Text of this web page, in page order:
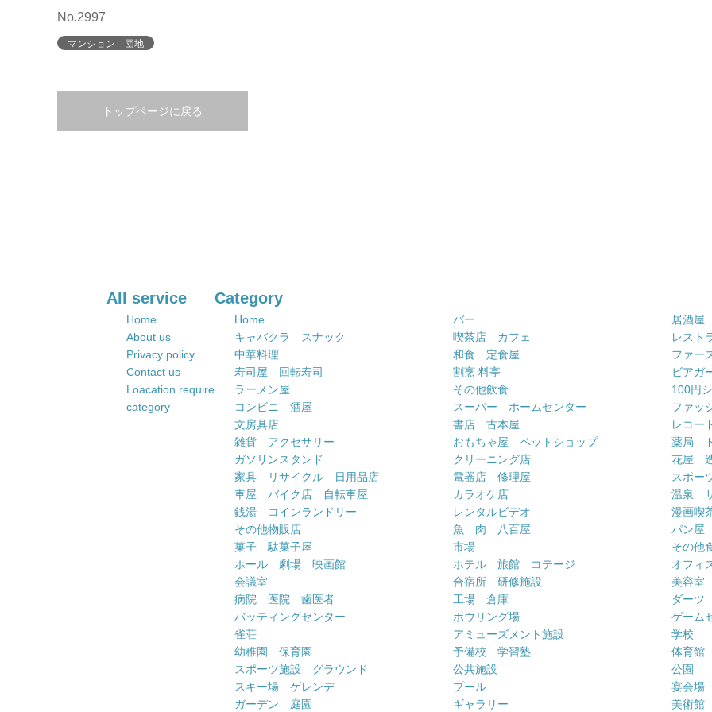
No.2997
マンション 団地
トップページに戻る
All service
Home
About us
Privacy policy
Contact us
Loacation require
category
Category
Home バー
居酒屋
キャバクラ スナック
喫茶店 カフェ
レスト
中華料理
和食 定食屋
ファー
寿司屋 回転寿司
割烹 料亭
ビアガ
ラーメン屋
その他飲食
100円
コンビニ 酒屋
スーパー ホームセンター
ファッ
文房具店
書店 古本屋
レコー
雑貨 アクセサリー
おもちゃ屋 ペットショップ
薬局
ガソリンスタンド
クリーニング店
花屋
家具 リサイクル 日用品店
電器店 修理屋
スポー
車屋 バイク店 自転車屋
カラオケ店
温泉
銭湯 コインランドリー
レンタルビデオ
漫画喫
その他物販店
魚 肉 八百屋
パン屋
菓子 駄菓子屋
市場
その他
ホール 劇場 映画館
ホテル 旅館 コテージ
オフィ
会議室
合宿所 研修施設
美容室
病院 医院 歯医者
工場 倉庫
ダーツ
バッティングセンター
ボウリング場
ゲーム
雀荘
アミューズメント施設
学校
幼稚園 保育園
予備校 学習塾
体育館
スポーツ施設 グラウンド
公共施設
公園
スキー場 ゲレンデ
プール
宴会場
ガーデン 庭園
ギャラリー 美術館